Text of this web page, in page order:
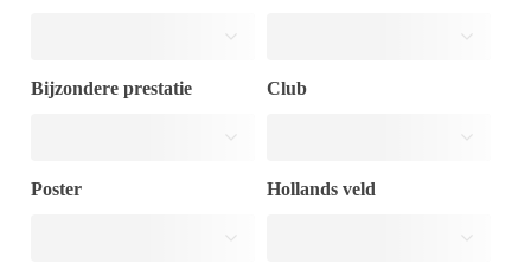
Bijzondere prestatie Club
Poster Hollands veld